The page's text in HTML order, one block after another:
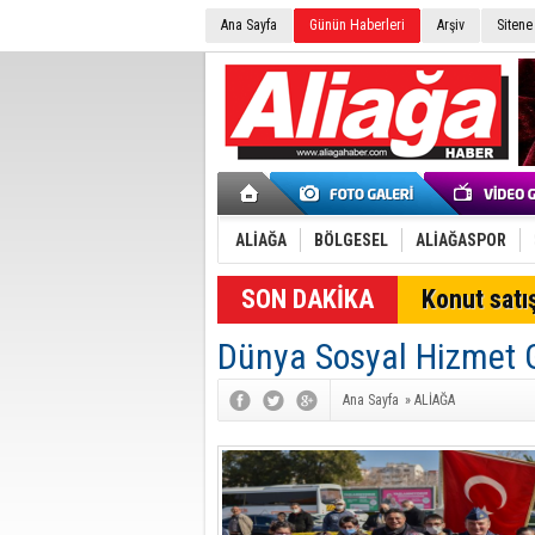
Ana Sayfa Günün Haberleri Arşiv
ALİAĞA BÖLGESEL ALİAĞASPOR
Konut
Dünya Sosyal Hizmet
Ana Sayfa » ALİAĞA